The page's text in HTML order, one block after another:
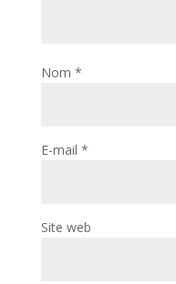
Nom *
E-mail *
Site web